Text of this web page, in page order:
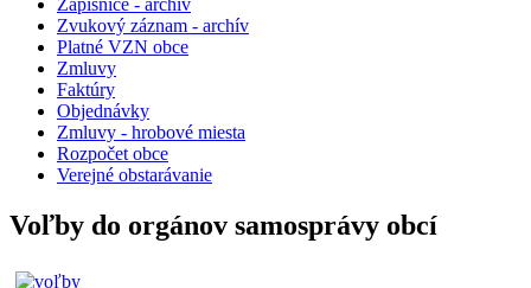
Zápisnice - archiv
Zvukový záznam - archív
Platné VZN obce
Zmluvy
Faktúry
Objednávky
Zmluvy - hrobové miesta
Rozpočet obce
Verejné obstarávanie
Voľby do orgánov samosprávy obcí